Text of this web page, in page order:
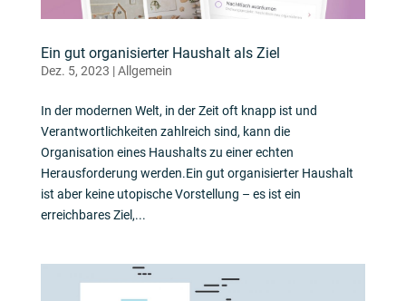
Ein gut organisierter Haushalt als Ziel
Dez. 5, 2023 |Allgemein
In der modernen Welt, in der Zeit oft knapp ist und
Verantwortlichkeiten zahlreich sind, kann die
Organisation eines Haushalts zu einer echten
Herausforderung werden.Ein gut organisierter Haushalt
ist aber keine utopische Vorstellung – es ist ein
erreichbares Ziel,...